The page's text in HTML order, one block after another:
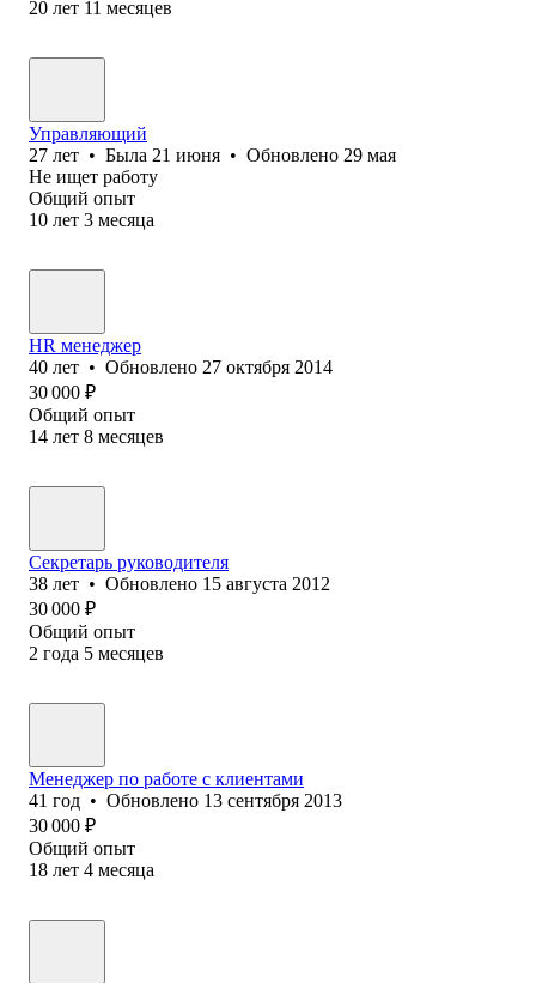
20 лет 11 месяцев
Управляющий
27 лет • Была 21 июня • Обновлено 29 мая
Не ищет работу
Общий опыт
10 лет 3 месяца
HR менеджер
40 лет • Обновлено 27 октября 2014
30 000 ₽
Общий опыт
14 лет 8 месяцев
Секретарь руководителя
38 лет • Обновлено 15 августа 2012
30 000 ₽
Общий опыт
2 года 5 месяцев
Менеджер по работе с клиентами
41 год • Обновлено 13 сентября 2013
30 000 ₽
Общий опыт
18 лет 4 месяца